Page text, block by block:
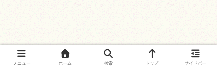
メニュー ホーム 検索 トップ サイドバー